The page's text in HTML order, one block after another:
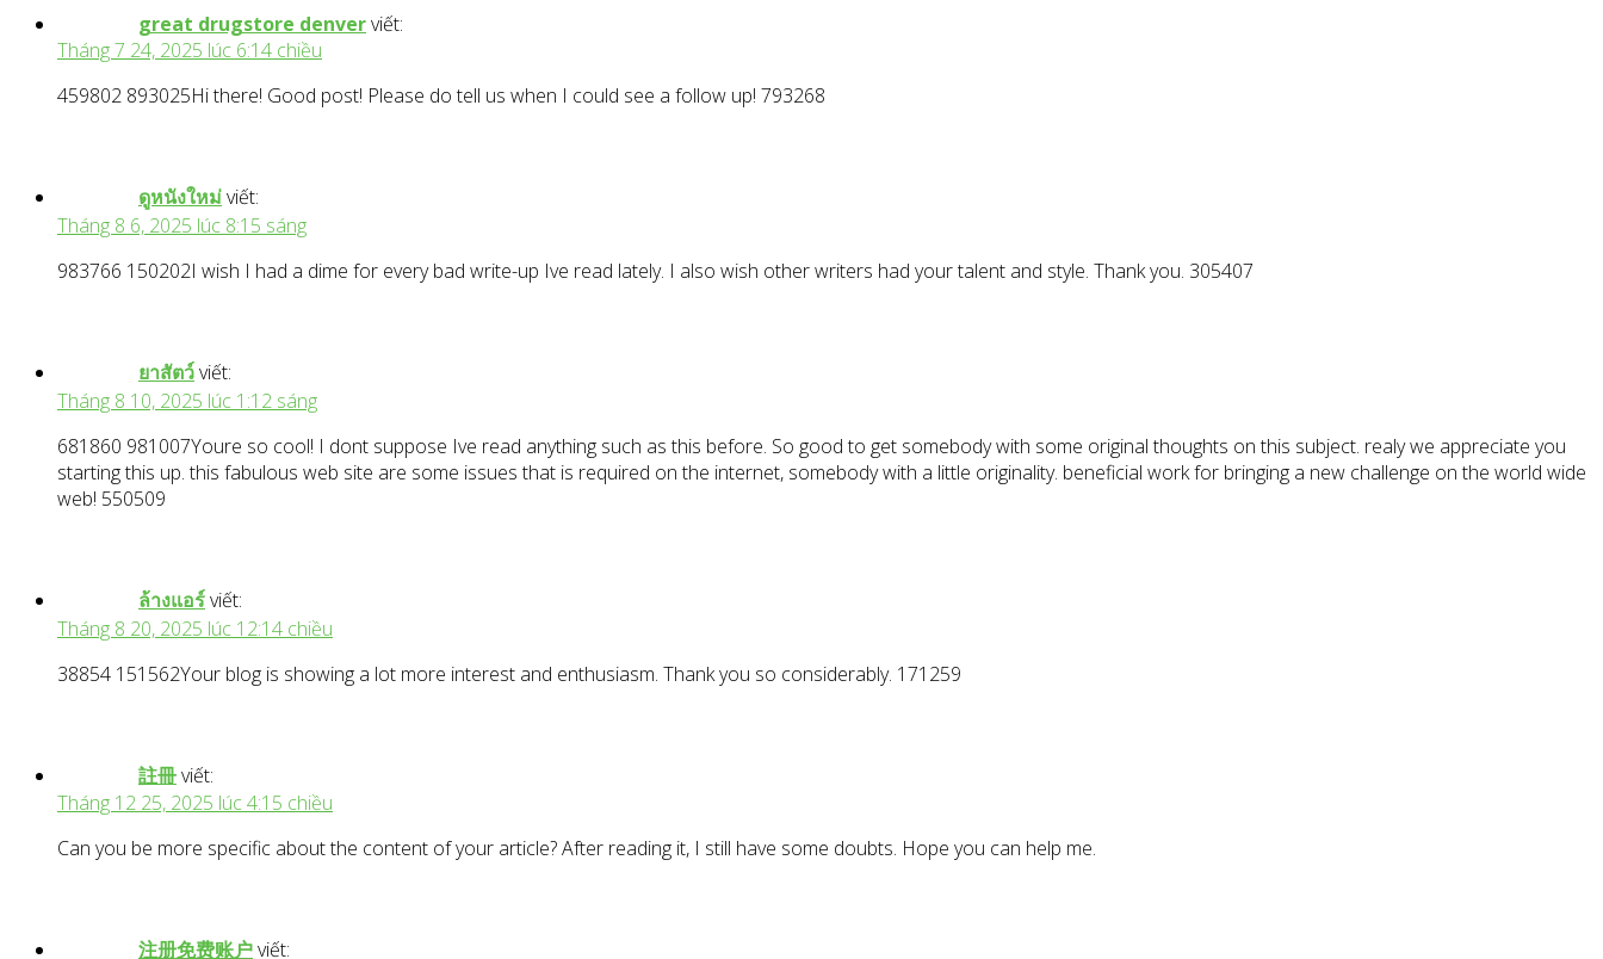
great drugstore denverviết:
Tháng 7 24, 2025 lúc 6:14 chiều
459802 893025Hi there! Good post! Please do tell us when I could see a follow up! 793268
ดูหนังใหม่viết:
Tháng 8 6, 2025 lúc 8:15 sáng
983766 150202I wish I had a dime for every bad write-up Ive read lately. I also wish other writers had your talent and style. Thank you. 305407
ยาสัตว์viết:
Tháng 8 10, 2025 lúc 1:12 sáng
681860 981007Youre so cool! I dont suppose Ive read anything such as this before. So good to get somebody with some original thoughts on this subject. realy we appreciate you
starting this up. this fabulous web site are some issues that is required on the internet, somebody with a little originality. beneficial work for bringing a new challenge on the world wide
web! 550509
ล้างแอร์viết:
Tháng 8 20, 2025 lúc 12:14 chiều
38854 151562Your blog is showing a lot more interest and enthusiasm. Thank you so considerably. 171259
註冊viết:
Tháng 12 25, 2025 lúc 4:15 chiều
Can you be more specific about the content of your article? After reading it, I still have some doubts. Hope you can help me.
注册免费账户viết: